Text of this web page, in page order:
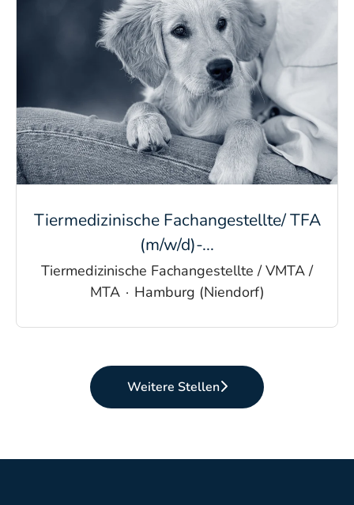
Tiermedizinische Fachangestellte/ TFA
(m/w/d)-...
Tiermedizinische Fachangestellte / VMTA /
MTA · Hamburg (Niendorf)
Weitere Stellen